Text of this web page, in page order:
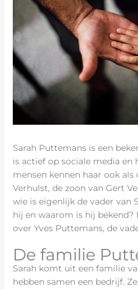
Sarah Puttemans is een
is actief op sociale media en
mensen kennen haar ook
Verhulst, de zoon van Gert
wie is eigenlijk de vader van
hij en waarom is hij bekend?
over Yves Puttemans, de
De familie
Sarah komt uit een familie
hebben samen een bedrijf.